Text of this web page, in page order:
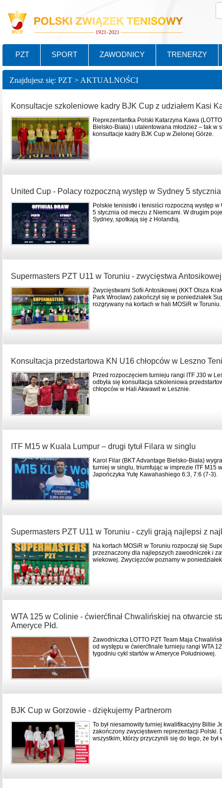
PZT SPORT ZAWODNICY TRENERZY
Znajdujesz się: PZT > AKTUALNOŚCI
Konsultacje szkoleniowe kadry BJK Cup z udziałem Kasi
Reprezentantka Polski Katarzyna Kawa
Bielsko-Biała) i utalentowana młodzież – tak
konsultacje kadry BJK Cup w Zielonej Górze.
United Cup - Polacy rozpoczną występ w Sydney 5 stycznia
Polskie tenisistki i tenisiści rozpoczną występ
5 stycznia od meczu z Niemcami. W drugim
Sydney, spotkają się z Holandią.
Supermasters PZT U11 w Toruniu - zwycięstwa
Zwycięstwami Sofii Antosikowej (KKT Olsza
Park Wrocław) zakończył się w poniedziałek
rozgrywany na kortach w hali MOSiR w Toruniu.
Konsultacja przedstartowa KN U16 chłopców w Leszno
Przed rozpoczęciem turnieju rangi ITF J30 w
odbyła się konsultacja szkoleniowa
chłopców w Hali Akwawit w Lesznie.
ITF M15 w Kuala Lumpur – drugi tytuł Filara w singlu
Karol Filar (BKT Advantage Bielsko-Biała)
turniej w singlu, triumfując w imprezie ITF M15
Japończyka Yutę Kawahashiego 6:3, 7:6 (7-3).
Supermasters PZT U11 w Toruniu - czyli grają najlepsi z
Na kortach MOSiR w Toruniu rozpoczął się
przeznaczony dla najlepszych zawodniczek i
wiekowej. Zwycięzców poznamy w
WTA 125 w Colinie - ćwierćfinał Chwalińskiej na otwarcie
Ameryce Płd.
Zawodniczka LOTTO PZT Team Maja
od występu w ćwierćfinale turnieju rangi WTA
tygodniu cykl startów w Ameryce Południowej.
BJK Cup w Gorzowie - dziękujemy Partnerom
To był niesamowity turniej kwalifikacyjny Billie
zakończony zwycięstwem reprezentacji Polski.
wszystkim, którzy przyczynili się do tego, że był